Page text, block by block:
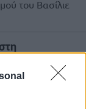
του Βασίλιε
την
&